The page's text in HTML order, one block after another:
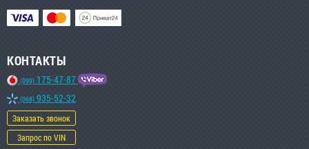
КОНТАКТЫ
(099) 175-47-87
(068) 935-52-32
Заказать звонок
Запрос по VIN